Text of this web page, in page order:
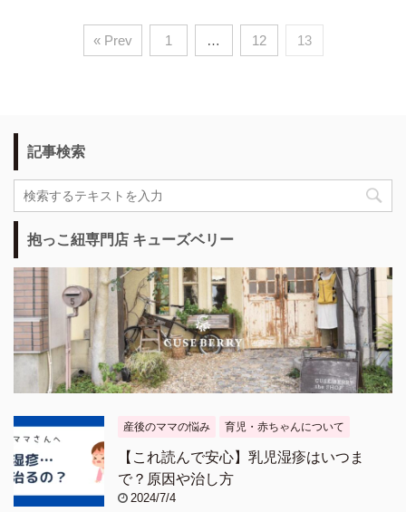
« Prev 1 … 12 13
記事検索
抱っこ紐専門店 キューズベリー
産後のママの悩み 育児・赤ちゃんについて
【これ読んで安心】乳児湿疹はいつま
で？原因や治し方
2024/7/4